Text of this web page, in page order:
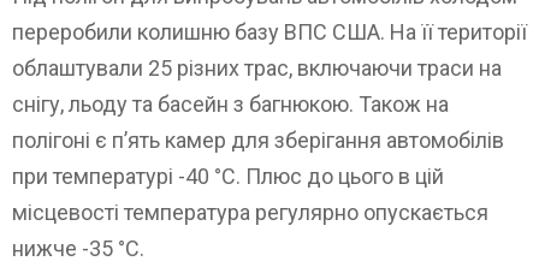
переробили колишню базу ВПС США. На її території
облаштували 25 різних трас, включаючи траси на
снігу, льоду та басейн з багнюкою. Також на
полігоні є п’ять камер для зберігання автомобілів
при температурі -40 °C. Плюс до цього в цій
місцевості температура регулярно опускається
нижче -35 °C.